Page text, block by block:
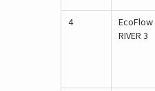
4
EcoFlow
RIVER 3